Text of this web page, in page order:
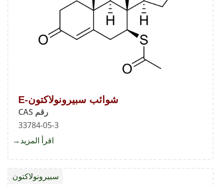
شوائب سبيرونولاكتون-E
رقم CAS
33784-05-3
اقرأ المزيد
E
سبيرونولاكتون